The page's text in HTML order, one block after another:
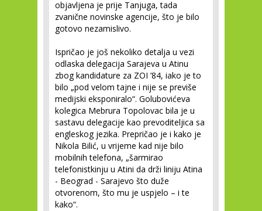
objavljena je prije Tanjuga, tada
zvanične novinske agencije, što je bilo
gotovo nezamislivo.
Ispričao je još nekoliko detalja u vezi
odlaska delegacija Sarajeva u Atinu
zbog kandidature za ZOI ’84, iako je to
bilo „pod velom tajne i nije se previše
medijski eksponiralo“. Golubovićeva
kolegica Mebrura Topolovac bila je u
sastavu delegacije kao prevoditeljica sa
engleskog jezika. Prepričao je i kako je
Nikola Bilić, u vrijeme kad nije bilo
mobilnih telefona, „šarmirao
telefonistkinju u Atini da drži liniju Atina
- Beograd - Sarajevo što duže
otvorenom, što mu je uspjelo – i te
kako“.